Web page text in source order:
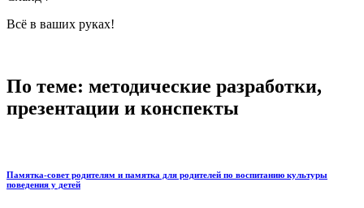
Всё в ваших руках!
По теме: методические разработки,
презентации и конспекты
Памятка-совет родителям и памятка для родителей по воспитанию культуры
поведения у детей